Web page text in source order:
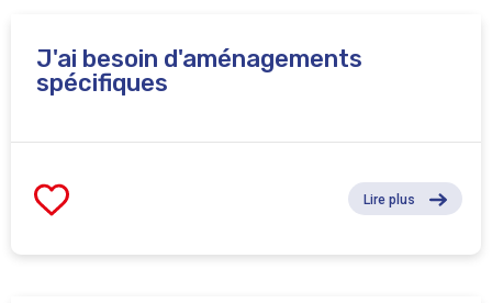
J'ai besoin d'aménagements
spécifiques
Lire plus